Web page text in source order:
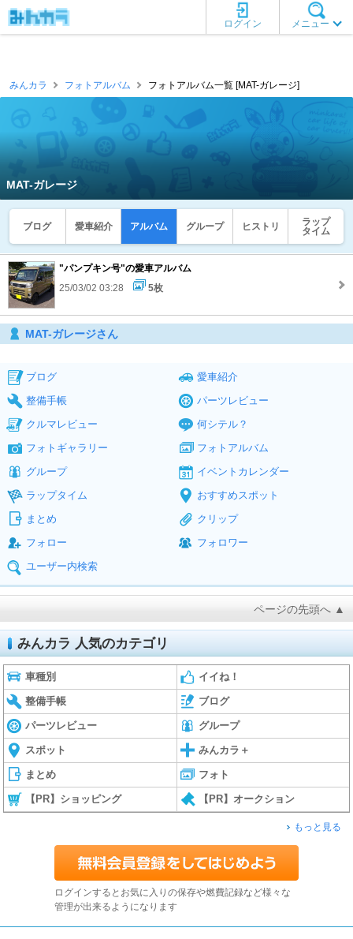
メニュー
ログイン
みんカラ フォトアルバム フォトアルバム一覧 [MAT-ガレージ]
MAT-ガレージ
ブログ 愛車紹介 アルバム グループ ヒストリ
ラップ
タイム
"パンプキン号"の愛車アルバム
25/03/02 03:28
5枚
MAT-ガレージさん
ブログ
愛車紹介
整備手帳
パーツレビュー
クルマレビュー
何シテル？
フォトギャラリー
フォトアルバム
グループ
イベントカレンダー
ラップタイム
おすすめスポット
まとめ
クリップ
フォロー
フォロワー
ユーザー内検索
ページの先頭へ ▲
みんカラ 人気のカテゴリ
車種別 イイね！
整備手帳 ブログ
パーツレビュー グループ
スポット みんカラ＋
まとめ フォト
【PR】ショッピング 【PR】オークション
もっと見る
ログインするとお気に入りの保存や燃費記録など様々な
管理が出来るようになります